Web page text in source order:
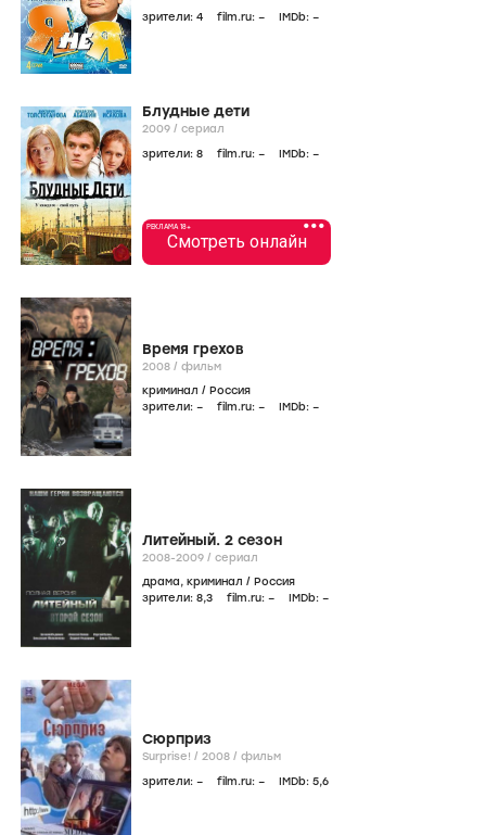
зрители: 4 film.ru: – IMDb: –
Блудные дети
2009 / сериал
зрители: 8 film.ru: – IMDb: –
•••
РЕКЛАМА 18+
Смотреть онлайн
Время грехов
2008 / фильм
криминал / Россия
зрители: – film.ru: – IMDb: –
Литейный. 2 сезон
2008-2009 / сериал
драма, криминал / Россия
зрители: 8,3 film.ru: – IMDb: –
Сюрприз
Surprise! / 2008 / фильм
зрители: – film.ru: – IMDb: 5,6